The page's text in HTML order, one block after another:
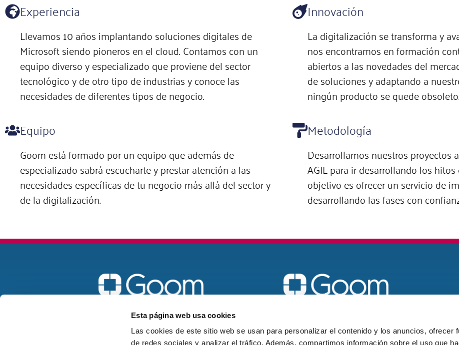
Esta página web usa cookies
Las cookies de este sitio web se usan para personalizar el contenido y los anuncios, ofrecer
de redes sociales y analizar el tráfico. Además, compartimos información sobre el uso que
Experiencia
Llevamos 10 años implantando soluciones digitales de
Microsoft siendo pioneros en el cloud. Contamos con un
equipo diverso y especializado que proviene del sector
tecnológico y de otro tipo de industrias y conoce las
necesidades de diferentes tipos de negocio.
Innovación
La digitalización se transforma y
nos encontramos en formación
abiertos a las novedades del
de soluciones y adaptando a
ningún producto se quede obsoleto.
Equipo
Goom está formado por un equipo que además de
especializado sabrá escucharte y prestar atención a las
necesidades específicas de tu negocio más allá del sector y
de la digitalización.
Metodología
Desarrollamos nuestros proyectos
AGIL para ir desarrollando los
objetivo es ofrecer un servicio de
desarrollando las fases con
goom@goomspain.com
galicia@goomspain.com